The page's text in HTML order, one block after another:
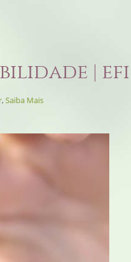
|
,Saiba Mais